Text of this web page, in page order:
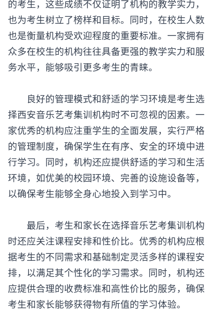
的考生，这些成绩不仅证明了机构的教学实力，
也为考生树立了榜样和目标。同时，在校生人数
也是衡量机构受欢迎程度的重要标准。一家拥有
众多在校生的机构往往具备更强的教学实力和服
务水平，能够吸引更多考生的青睐。
良好的管理模式和舒适的学习环境是考生选
择西安音乐艺考集训机构时不可忽视的因素。一
家优秀的机构应注重学生的全面发展，实行严格
的管理制度，确保学生在有序、安全的环境中进
行学习。同时，机构还应提供舒适的学习和生活
环境，如优美的校园环境、完善的设施设备等，
以确保考生能够全身心地投入到学习中。
最后，考生和家长在选择音乐艺考集训机构
时还应关注课程安排和性价比。优秀的机构应根
据考生的不同需求和基础制定灵活多样的课程安
排，以满足其个性化的学习需求。同时，机构还
应提供合理的收费标准和高性价比的服务，确保
考生和家长能够获得物有所值的学习体验。